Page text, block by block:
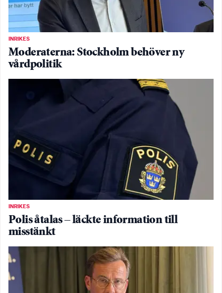
INRIKES
Moderaterna: Stockholm behöver ny
vårdpolitik
INRIKES
Polis åtalas – läckte information till
misstänkt